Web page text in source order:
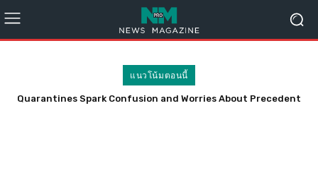
แนวโน้มตอนนี้
Quarantines Spark Confusion and Worries About Precedent
The Coronavirus Exposes Education’s Digital Generation Gap